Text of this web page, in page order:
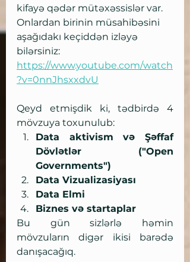
kifayə qədər mütəxəssislər var.
Onlardan birinin müsahibəsini
aşağıdakı keçiddən izləyə
bilərsiniz:
https://www.youtube.com/watch
?v=0nnJhsxxdvU
Qeyd etmişdik ki, tədbirdə 4
mövzuya toxunulub:
Data aktivism və Şəffaf
Dövlətlər ("Open
Governments")
Data Vizualizasiyası
Data Elmi
Biznes və startaplar
Bu gün sizlərlə həmin
mövzuların digər ikisi barədə
danışacağıq.